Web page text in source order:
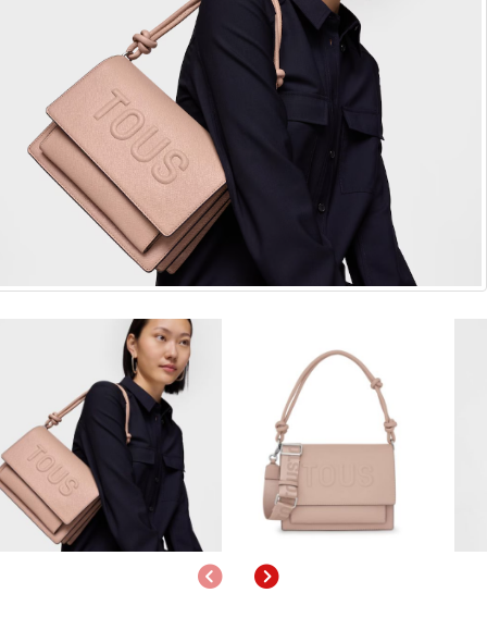
AnteriorSiguiente